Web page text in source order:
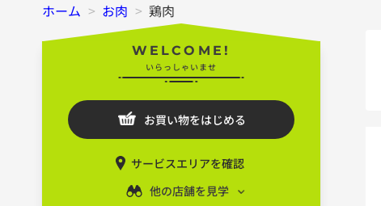
ホーム > お肉 > 鶏肉
WELCOME!
いらっしゃいませ
お買い物をはじめる
サービスエリアを確認
他の店舗を見学